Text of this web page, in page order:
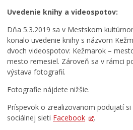
Uvedenie knihy a videospotov:
Dňa 5.3.2019 sa v Mestskom
konalo uvedenie knihy s názvom
dvoch videospotov: Kežmarok –
mesto remesiel. Zároveň sa v rámci
výstava fotografií.
Fotografie nájdete nižšie.
Príspevok o zrealizovanom podujatí
sociálnej sieti Facebook
.